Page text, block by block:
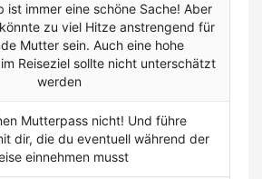
ist immer eine schöne Sache! Aber
zu viel Hitze anstrengend für
Mutter sein. Auch eine hohe
Reiseziel sollte nicht unterschätzt
werden
Mutterpass nicht! Und führe
dir, die du eventuell während der
einnehmen musst